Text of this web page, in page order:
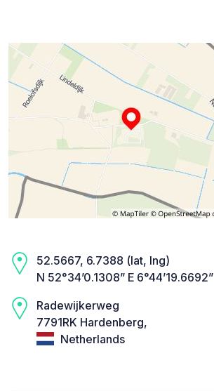
52.5667, 6.7388 (lat, lng)
N 52°34’0.1308” E 6°44’19.6692”
Radewijkerweg
7791RK Hardenberg,
Netherlands